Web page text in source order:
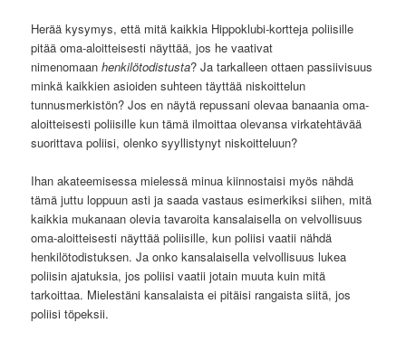
Herää kysymys, että mitä kaikkia Hippoklubi-kortteja poliisille
pitää oma-aloitteisesti näyttää, jos he vaativat
nimenomaanhenkilötodistusta? Ja tarkalleen ottaen passiivisuus
minkä kaikkien asioiden suhteen täyttää niskoittelun
tunnusmerkistön? Jos en näytä repussani olevaa banaania oma-
aloitteisesti poliisille kun tämä ilmoittaa olevansa virkatehtävää
suorittava poliisi, olenko syyllistynyt niskoitteluun?
Ihan akateemisessa mielessä minua kiinnostaisi myös nähdä
tämä juttu loppuun asti ja saada vastaus esimerkiksi siihen, mitä
kaikkia mukanaan olevia tavaroita kansalaisella on velvollisuus
oma-aloitteisesti näyttää poliisille, kun poliisi vaatii nähdä
henkilötodistuksen. Ja onko kansalaisella velvollisuus lukea
poliisin ajatuksia, jos poliisi vaatii jotain muuta kuin mitä
tarkoittaa. Mielestäni kansalaista ei pitäisi rangaista siitä, jos
poliisi töpeksii.